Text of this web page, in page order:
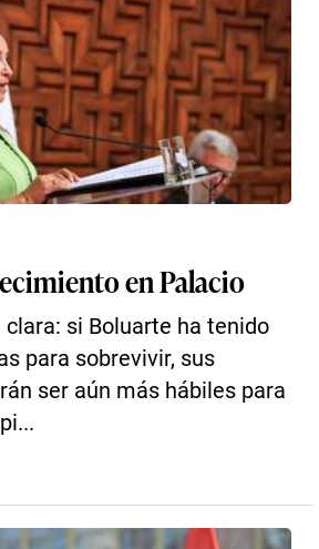
en Palacio
clara: si Boluarte ha tenido
para sobrevivir, sus
ser aún más hábiles para